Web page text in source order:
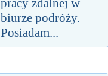
biurze podróży.
Posiadam...